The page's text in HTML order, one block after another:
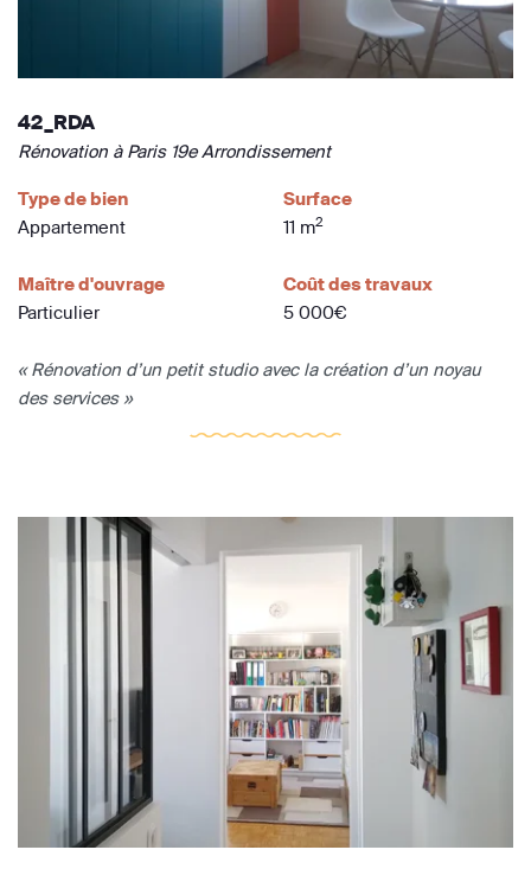
42_RDA
Rénovation à Paris 19e Arrondissement
Type de bien
Appartement
Surface
11 m2
Maître d'ouvrage
Particulier
Coût des travaux
5 000€
« Rénovation d’un petit studio avec la création d’un noyau
des services »